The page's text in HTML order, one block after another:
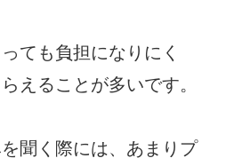
ても負担になりにく
えることが多いです。
聞く際には、あまりプ